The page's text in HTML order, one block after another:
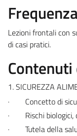
Lezioni frontali con
di casi pratici.
1. SICUREZZA
·
Concetto di
·
Rischi
·
Tutela della